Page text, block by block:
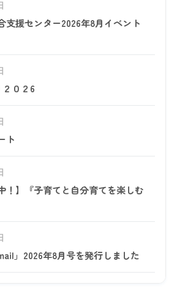
支援センター2026年8月イベント
２０２6
ト
！】『子育てと自分育てを楽しむ
」2026年8月号を発行しました